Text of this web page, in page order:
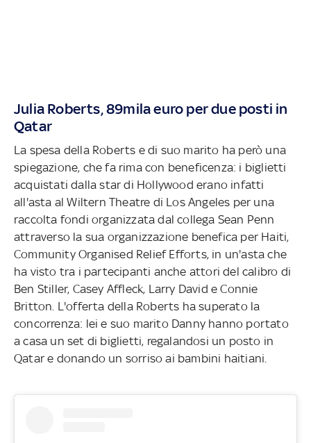
Julia Roberts, 89mila euro per due posti in
Qatar
La spesa della Roberts e di suo marito ha però una
spiegazione, che fa rima con beneficenza: i biglietti
acquistati dalla star di Hollywood erano infatti
all'asta al Wiltern Theatre di Los Angeles per una
raccolta fondi organizzata dal collega Sean Penn
attraverso la sua organizzazione benefica per Haiti,
Community Organised Relief Efforts, in un'asta che
ha visto tra i partecipanti anche attori del calibro di
Ben Stiller, Casey Affleck, Larry David e Connie
Britton. L'offerta della Roberts ha superato la
concorrenza: lei e suo marito Danny hanno portato
a casa un set di biglietti, regalandosi un posto in
Qatar e donando un sorriso ai bambini haitiani.